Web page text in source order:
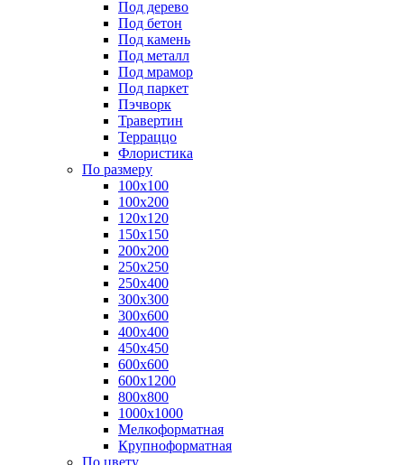
Под дерево
Под бетон
Под камень
Под металл
Под мрамор
Под паркет
Пэчворк
Травертин
Терраццо
Флористика
По размеру
100х100
100х200
120х120
150х150
200х200
250х250
250х400
300х300
300х600
400х400
450х450
600х600
600х1200
800х800
1000х1000
Мелкоформатная
Крупноформатная
По цвету